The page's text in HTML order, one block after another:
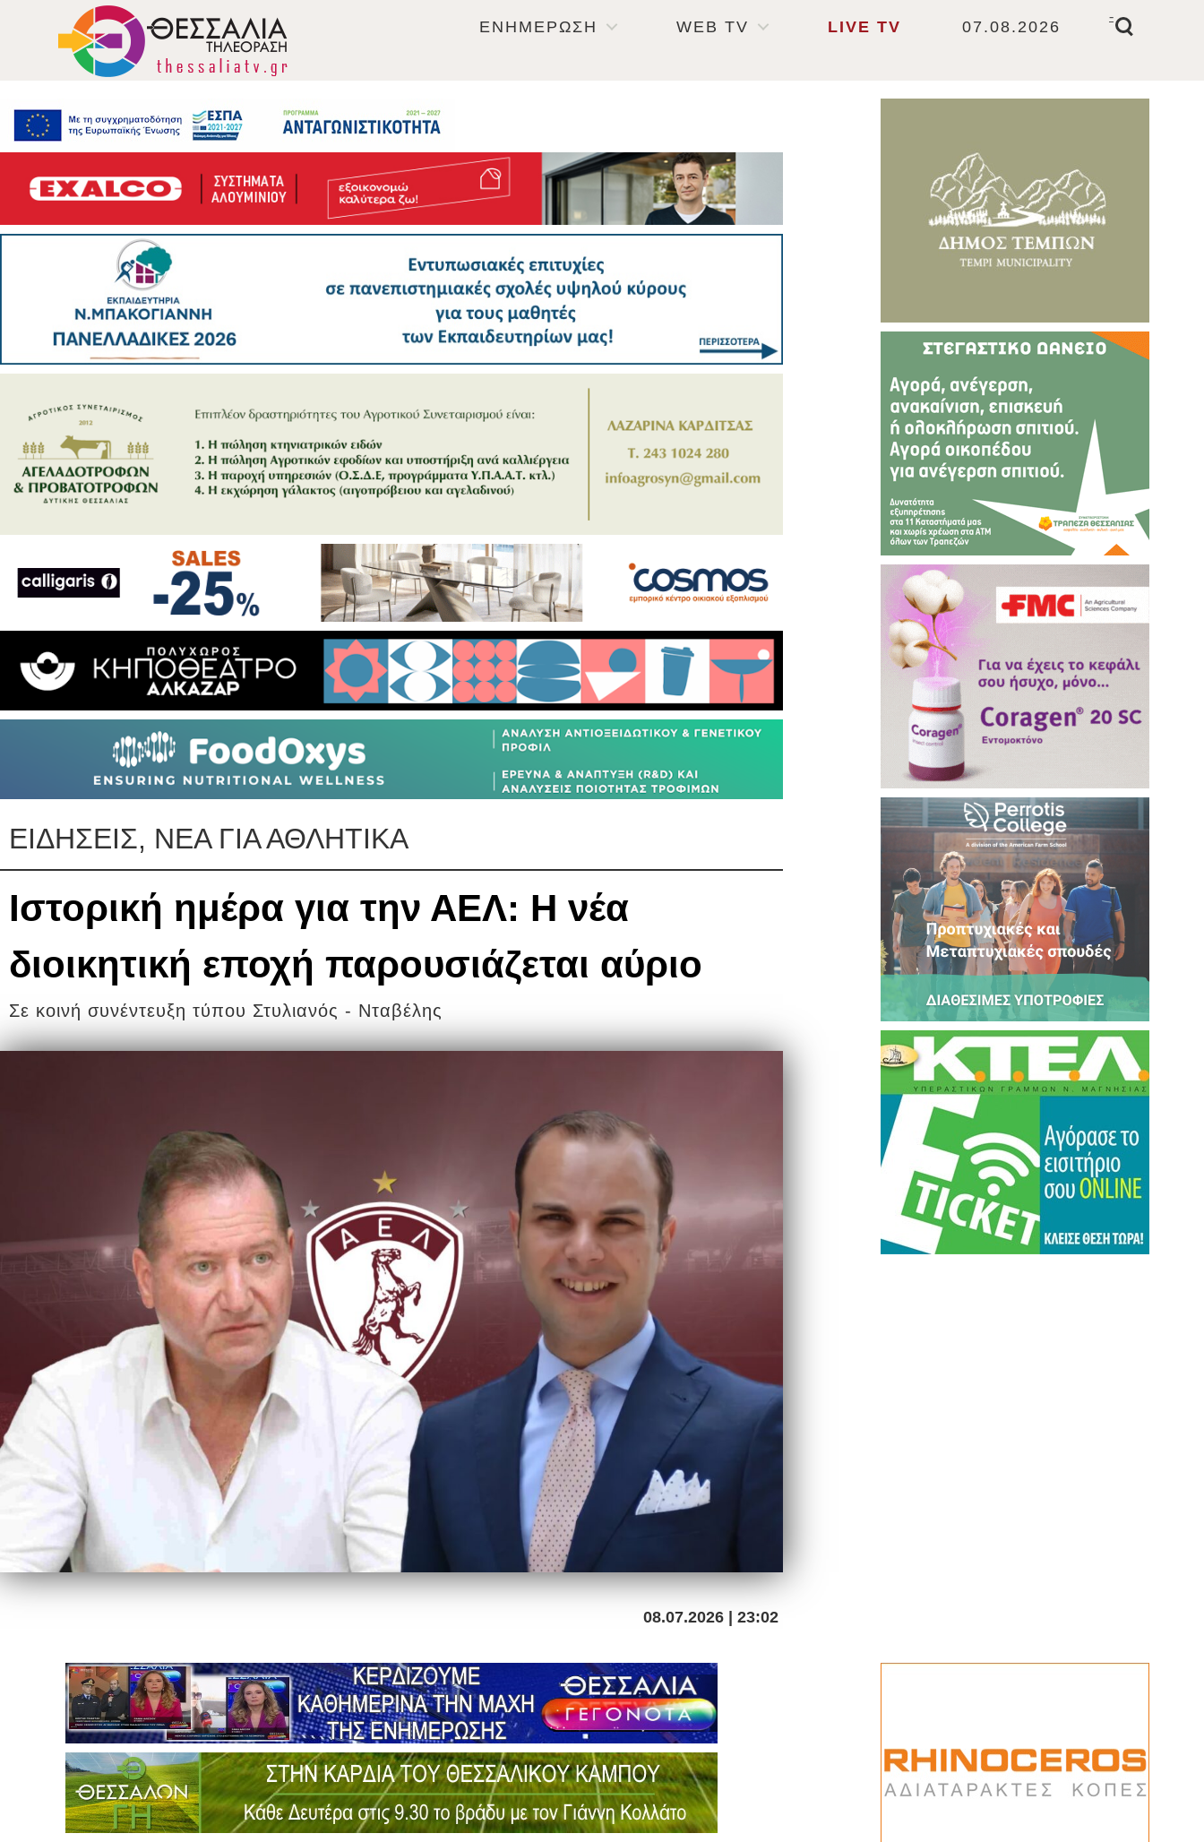
ΕΝΗΜΕΡΩΣΗ WEB TV LIVE TV 07.08.2026
-
ΕΙΔΗΣΕΙΣ, ΝΕΑ ΓΙΑ ΑΘΛΗΤΙΚΑ
Ιστορική ημέρα για την ΑΕΛ: Η νέα
διοικητική εποχή παρουσιάζεται αύριο
Σε κοινή συνέντευξη τύπου Στυλιανός - Νταβέλης
08.07.2026 | 23:02